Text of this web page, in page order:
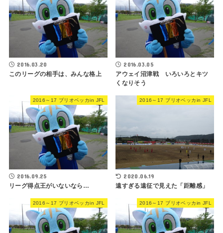
2016.03.20
このリーグの相手は、みんな格上
2016.03.05
アウェイ沼津戦 いろいろとキツ
くなりそう
2016～17 ブリオベッカin JFL
2016.09.25
リーグ得点王がいないなら…
2016～17 ブリオベッカin JFL
2020.06.19
遠すぎる遠征で見えた「距離感」
2016～17 ブリオベッカin JFL 2016～17 ブリオベッカin JFL